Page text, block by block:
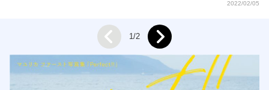
2022/02/05
Prev 1/2 Next